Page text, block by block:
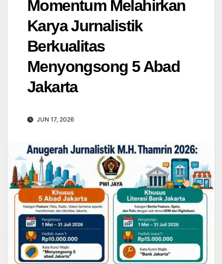
Momentum Melahirkan
Karya Jurnalistik
Berkualitas
Menyongsong 5 Abad
Jakarta
JUN 17, 2026